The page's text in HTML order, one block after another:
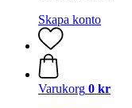
Skapa konto
Varukorg 0 kr